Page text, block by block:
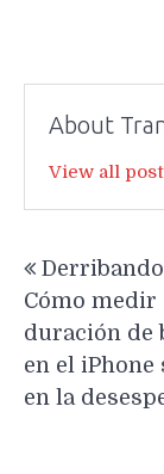
About
View all
de
entradas
Cómo medir
duración de
en el iPhone
en la